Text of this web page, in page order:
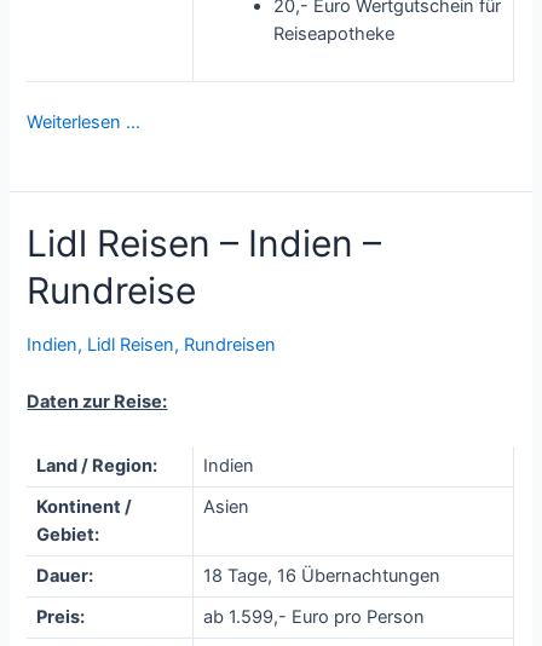
20,- Euro Wertgutschein für
Reiseapotheke
Weiterlesen …
Lidl Reisen – Indien –
Rundreise
Indien, Lidl Reisen, Rundreisen
Daten zur Reise:
Land / Region:
Indien
Kontinent /
Gebiet:
Asien
Dauer:
18 Tage, 16 Übernachtungen
Preis:
ab 1.599,- Euro pro Person